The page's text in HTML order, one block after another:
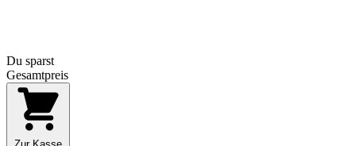
Du sparst
Gesamtpreis